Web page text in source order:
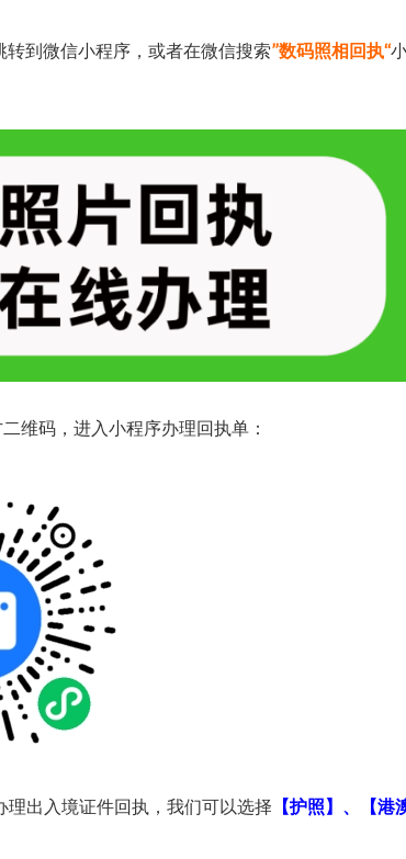
转到微信小程序，或者在微信搜索”数码照相回执“
维码，进入小程序办理回执单：
出入境证件回执，我们可以选择 【护照】、【港